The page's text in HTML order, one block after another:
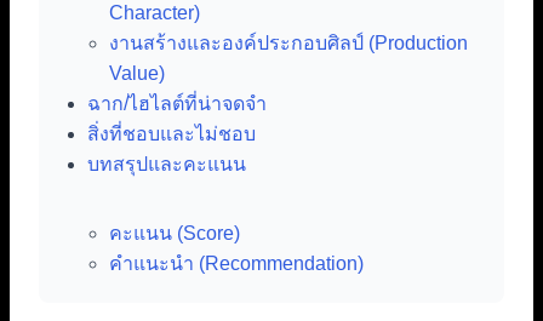
Character)
งานสร้างและองค์ประกอบศิลป์ (Production
Value)
ฉาก/ไฮไลต์ที่น่าจดจำ
สิ่งที่ชอบและไม่ชอบ
บทสรุปและคะแนน
คะแนน (Score)
คำแนะนำ (Recommendation)